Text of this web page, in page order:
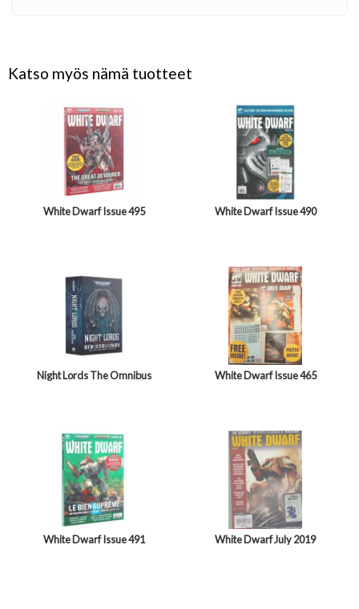
Katso myös nämä tuotteet
White Dwarf Issue 495 White Dwarf Issue 490
Night Lords The Omnibus White Dwarf Issue 465
White Dwarf Issue 491 White Dwarf July 2019